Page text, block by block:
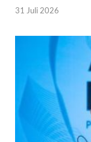
31 Juli 2026